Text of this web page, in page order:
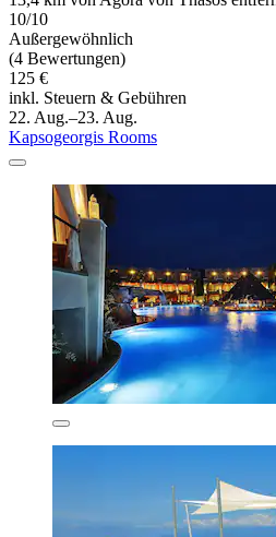
10/10
Außergewöhnlich
(4 Bewertungen)
125 €
inkl. Steuern & Gebühren
22. Aug.–23. Aug.
Kapsogeorgis Rooms